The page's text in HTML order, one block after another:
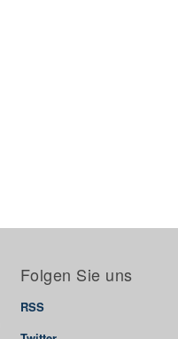
Folgen Sie uns
RSS